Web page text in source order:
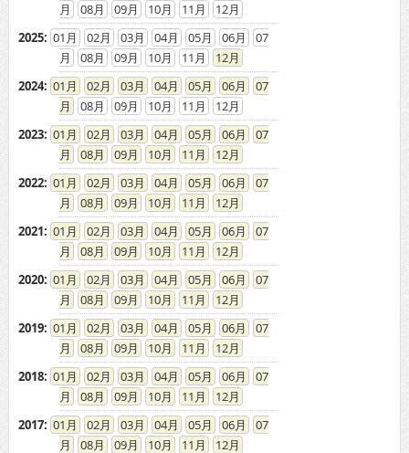
08
09 10 11
12
2025: 01 02 03 04 05 06
07
08
09 10 11
12
2024: 01 02 03 04 05 06
07
08
09 10 11
12
2023: 01 02 03 04 05 06
07
08
09 10 11
12
2022: 01 02 03 04 05 06
07
08
09 10 11
12
2021: 01 02 03 04 05 06
07
08
09 10 11
12
2020: 01 02 03 04 05 06
07
08
09 10 11
12
2019: 01 02 03 04 05 06
07
08
09 10 11
12
2018: 01 02 03 04 05 06
07
08
09 10 11
12
2017: 01 02 03 04 05 06
07
08
09 10 11
12